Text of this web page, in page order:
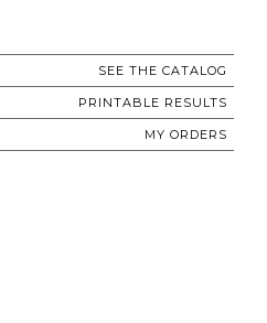
SEE THE CATALOG
PRINTABLE RESULTS
MY ORDERS